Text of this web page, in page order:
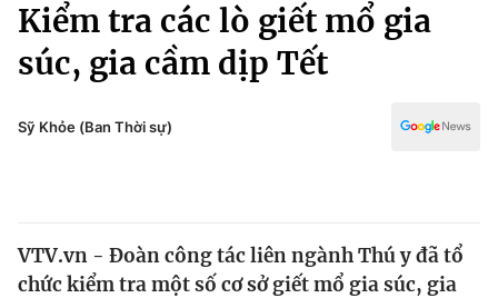
Chuyên mục
Chính trị
Xã hội
Y tế
Pháp luật
Thể thao
Văn hóa - Giải trí
Giáo dục
Kiểm tra các lò giết mổ gia
súc, gia cầm dịp Tết
Sỹ Khỏe (Ban Thời sự)
VTV.vn - Đoàn công tác liên ngành Thú y đã tổ
chức kiểm tra một số cơ sở giết mổ gia súc, gia